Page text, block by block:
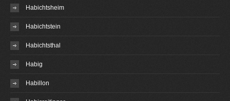
Habichtsheim
Habichtstein
Habichtsthal
Habig
Habillon